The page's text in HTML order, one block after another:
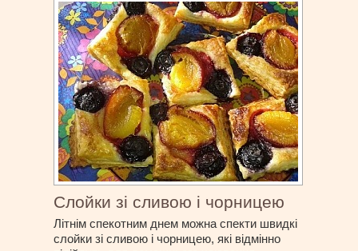
Слойки зі сливою і чорницею
Літнім спекотним днем можна спекти швидкі
слойки зі сливою і чорницею, які відмінно